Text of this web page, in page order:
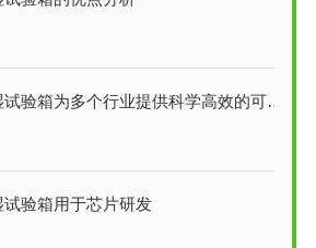
箱为多个行业提供科学高效的可靠性测试平台
验箱用于芯片研发